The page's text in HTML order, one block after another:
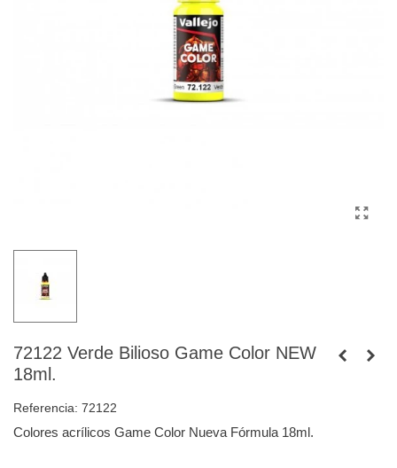
72122 Verde Bilioso Game Color NEW
18ml.
Referencia: 72122
Colores acrílicos Game Color Nueva Fórmula 18ml.